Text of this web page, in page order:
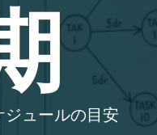
ュールの目安